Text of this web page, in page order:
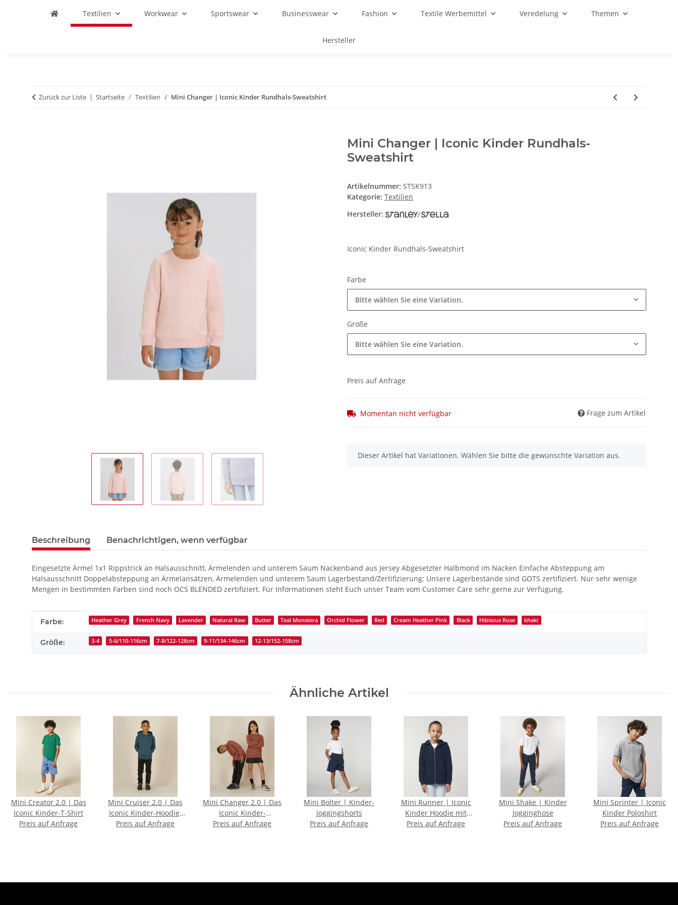
Textilien Workwear Sportswear Businesswear Fashion Textile Werbemittel Veredelung Themen
Hersteller
Zurück zur Liste Startseite Textilien Mini Changer | Iconic Kinder Rundhals-Sweatshirt
Mini Changer | Iconic Kinder Rundhals-
Sweatshirt
Artikelnummer: STSK913
Kategorie: Textilien
Hersteller:
Iconic Kinder Rundhals-Sweatshirt
Farbe
Bitte wählen Sie eine Variation.
Größe
Bitte wählen Sie eine Variation.
Preis auf Anfrage
Momentan nicht verfügbar Frage zum Artikel
x
Dieser Artikel hat Variationen. Wählen Sie bitte die gewünschte Variation aus.
Beschreibung Benachrichtigen, wenn verfügbar
Eingesetzte Ärmel 1x1 Rippstrick an Halsausschnitt, Ärmelenden und unterem Saum Nackenband aus Jersey Abgesetzter Halbmond im Nacken Einfache Absteppung am
Halsausschnitt Doppelabsteppung an Ärmelansätzen, Ärmelenden und unterem Saum Lagerbestand/Zertifizierung: Unsere Lagerbestände sind GOTS zertifiziert. Nur sehr wenige
Mengen in bestimmten Farben sind noch OCS BLENDED zertifiziert. Für Informationen steht Euch unser Team vom Customer Care sehr gerne zur Verfügung.
Produkteigenschaft
Wert
Farbe: Heather Grey French Navy Lavender Natural Raw Butter Teal Monstera Orchid Flower Red Cream Heather Pink Black Hibiscus Rose khaki
Größe: 3-4 5-6/110-116cm 7-8/122-128cm 9-11/134-146cm 12-13/152-158cm
Ähnliche Artikel
Mini Creator 2.0 | Das
Iconic Kinder-T-Shirt
Preis auf Anfrage
Mini Cruiser 2.0 | Das
Iconic Kinder-Hoodie-
Sweatshirt
Preis auf Anfrage
Mini Changer 2.0 | Das
Iconic Kinder-
Crewneck-Sweatshirt
Preis auf Anfrage
Mini Bolter | Kinder-
Joggingshorts
Preis auf Anfrage
Mini Runner | Iconic
Kinder Hoodie mit
Reißverschluss
Preis auf Anfrage
Mini Shake | Kinder
Jogginghose
Preis auf Anfrage
Mini Sprinter | Iconic
Kinder Poloshirt
Preis auf Anfrage